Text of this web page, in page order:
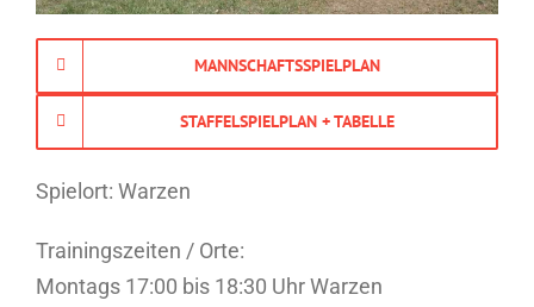
MANNSCHAFTSSPIELPLAN
STAFFELSPIELPLAN + TABELLE
Spielort: Warzen
Trainingszeiten / Orte:
Montags 17:00 bis 18:30 Uhr Warzen